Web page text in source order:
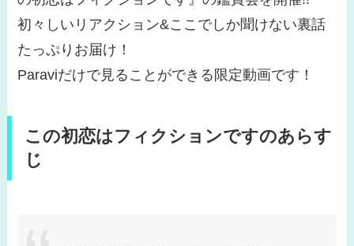
初々しいリアクション&ここでしか聞けない裏話
たっぷりお届け！
Paraviだけで見ることができる限定動画です！
この初恋はフィクションですのあらす
じ